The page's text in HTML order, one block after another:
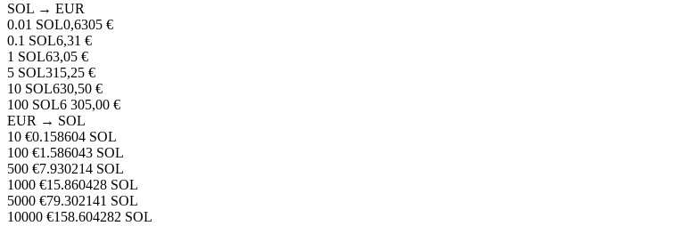
SOL → EUR
0.01 SOL0,6305 €
0.1 SOL6,31 €
1 SOL63,05 €
5 SOL315,25 €
10 SOL630,50 €
100 SOL6 305,00 €
EUR → SOL
10 €0.158604 SOL
100 €1.586043 SOL
500 €7.930214 SOL
1000 €15.860428 SOL
5000 €79.302141 SOL
10000 €158.604282 SOL